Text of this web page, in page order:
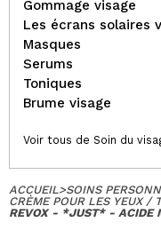
Gommage visage
Les écrans solaires
Masques
Serums
Toniques
Brume visage
Voir tous de Soin du
ACCUEIL>SOINS
CRÈME POUR LES YEUX /
REVOX - *JUST* - ACIDE